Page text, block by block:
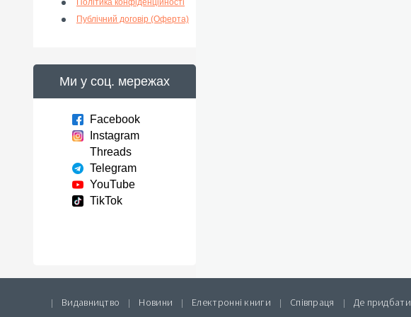
Політика конфіденційності
Публічний договір (Оферта)
Ми у соц. мережах
Facebook
Instagram
Threads
Telegram
YouTube
TikTok
| Видавництво | Новини | Електронні книги | Співпраця | Де придбати